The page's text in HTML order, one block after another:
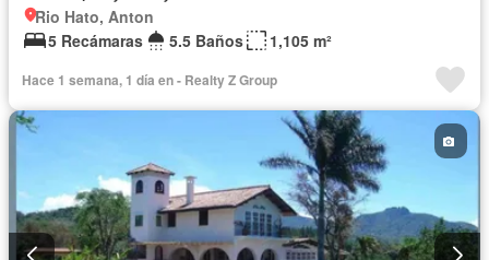
Rio Hato, Anton
5 Recámaras
5.5 Baños 1,105 m²
Hace 1 semana, 1 día en - Realty Z Group